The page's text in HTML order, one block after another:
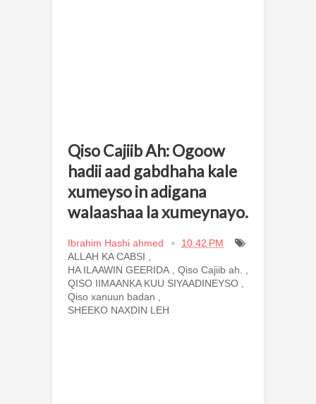
Qiso Cajiib Ah: Ogoow
hadii aad gabdhaha kale
xumeyso in adigana
walaashaa la xumeynayo.
Ibrahim Hashi ahmed
10:42 PM
ALLAH KA CABSI
HA ILAAWIN GEERIDA
Qiso Cajiib ah.
QISO IIMAANKA KUU SIYAADINEYSO
Qiso xanuun badan
SHEEKO NAXDIN LEH